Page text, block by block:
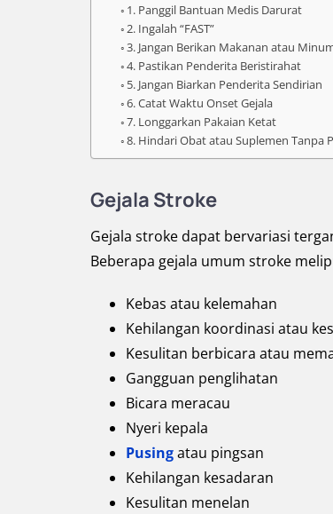
1. Panggil Bantuan Medis Darurat
2. Ingalah “FAST”
3. Jangan Berikan Makanan atau
4. Pastikan Penderita Beristirahat
5. Jangan Biarkan Penderita Sendirian
6. Catat Waktu Onset Gejala
7. Longgarkan Pakaian Ketat
8. Hindari Obat atau Suplemen Tanpa
Gejala Stroke
Gejala stroke dapat bervariasi
Beberapa gejala umum stroke
Kebas atau kelemahan
Kehilangan koordinasi atau
Kesulitan berbicara atau
Gangguan penglihatan
Bicara meracau
Nyeri kepala
Pusingatau pingsan
Kehilangan kesadaran
Kesulitan menelan